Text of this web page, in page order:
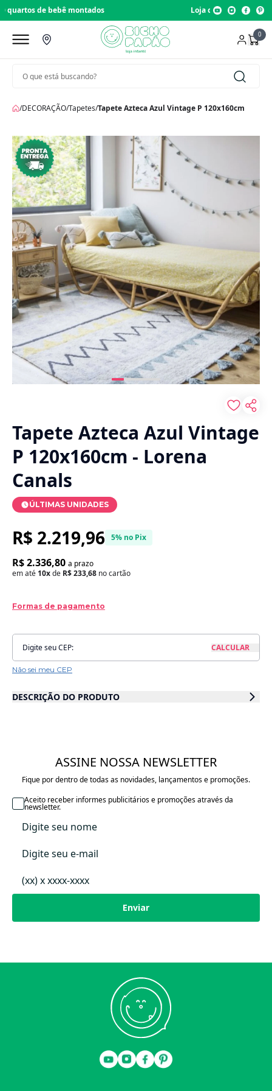
Loja com 22 anos de tradição
0
/DECORAÇÃO/Tapetes/Tapete Azteca Azul Vintage P 120x160cm
Tapete Azteca Azul Vintage
P 120x160cm - Lorena
Canals
ÚLTIMAS UNIDADES
R$ 2.219,96 5% no Pix
R$ 2.336,80 a prazo
em até 10xde R$ 233,68 no cartão
Formas de pagamento
Não sei meu CEP
DESCRIÇÃO DO PRODUTO
de losangos, linhas, bolinhas e triângulos nas cores preto, mostarda, azul
vintage e cinza perolado. Combina com decoração moderna, moveis
pretos e em madeira escura. Combine e decore com outros produtos da
Tamanho: 120 x 160 cm
Algodão natural
Tapete retangular com base natural com triângulos, linhas em zigzag e
bolinhas em tom de amarelo, cinza, azul vintage e preto. Franjas nas
Feito à mão. Tintas naturais. 100% algodão orgânico. Lavável em
PRODUTO DELICADO – POSSUI FRANJAS EM SUA EXTREMIDADE.
ASSINE NOSSA NEWSLETTER
Fique por dentro de todas as novidades, lançamentos e promoções.
Enviar
Aceito receber informes publicitários e promoções através da
newsletter.